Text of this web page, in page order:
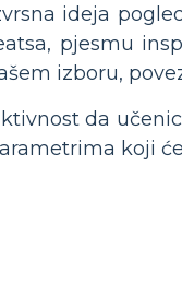
ideja
pjesmu
izboru,
da
koji